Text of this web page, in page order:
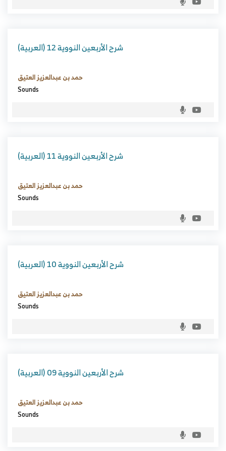
(العربية) شرح الأربعين النووية 12
حمد بن عبدالعزيز العتيق
Sounds
(العربية) شرح الأربعين النووية 11
حمد بن عبدالعزيز العتيق
Sounds
(العربية) شرح الأربعين النووية 10
حمد بن عبدالعزيز العتيق
Sounds
(العربية) شرح الأربعين النووية 09
حمد بن عبدالعزيز العتيق
Sounds